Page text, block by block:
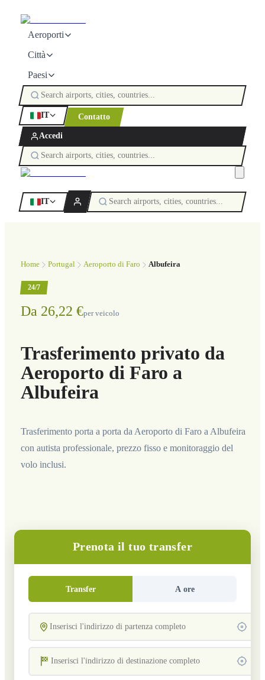
Aeroporti
Città
Paesi
IT Contatto
Accedi
IT
Home Portugal Aeroporto di Faro Albufeira
24/7
Da 26,22 €per veicolo
Trasferimento privato da
Aeroporto di Faro a
Albufeira
Trasferimento porta a porta da Aeroporto di Faro a Albufeira
con autista professionale, prezzo fisso e monitoraggio del
volo inclusi.
Prenota il tuo transfer
Transfer A ore